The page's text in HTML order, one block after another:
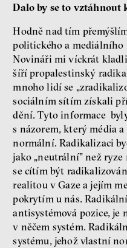
Dalo by se to vztáhnout
Hodně nad tím
politického a mediálního
Novináři mi víckrát kladli
šíří propalestinský
mnoho lidí se
sociálním sítím získali
dění. Tyto informace
s názorem, který média
normální. Radikalizaci
jako „neutrální” než
se cítím být
realitou v Gaze a jejím
pokrytím u nás.
antisystémová pozice, je
v něčem systém.
systému, jehož vlastní